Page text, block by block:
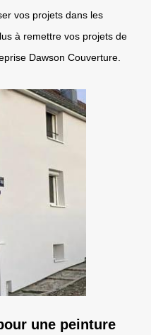
vos projets dans les
à remettre vos projets de
Dawson Couverture.
une peinture